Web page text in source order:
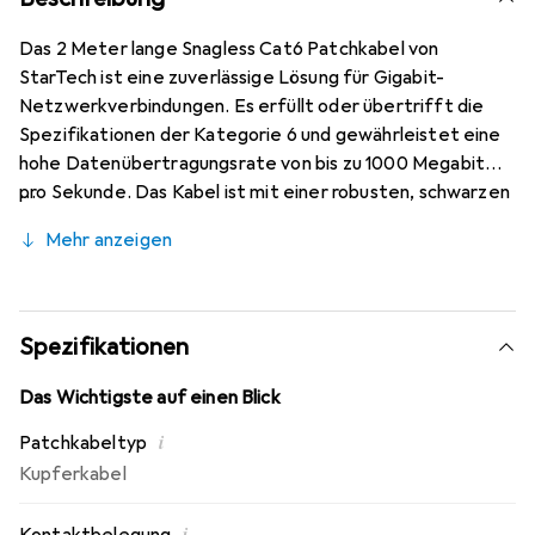
Das 2 Meter lange Snagless Cat6 Patchkabel von
StarTech ist eine zuverlässige Lösung für Gigabit-
Netzwerkverbindungen. Es erfüllt oder übertrifft die
Spezifikationen der Kategorie 6 und gewährleistet eine
hohe Datenübertragungsrate von bis zu 1000 Megabit
pro Sekunde. Das Kabel ist mit einer robusten, schwarzen
ansprechende Optik sorgt, sondern auch eine einfache
dieses Kabels ist das Snagless-Design, das die RJ45-
Anschlüsse vor Beschädigungen schützt und somit die
Langlebigkeit des Produkts erhöht. Die ausgeformte
PVC-Zugentlastung minimiert das Risiko von
Anschlusspunkte verhindert. Hergestellt aus 100 %
Kupfer, bietet dieses Kabel eine überlegene Leistung im
Mehr anzeigen
Spezifikationen
Das Wichtigste auf einen Blick
Patchkabeltyp i
Kupferkabel